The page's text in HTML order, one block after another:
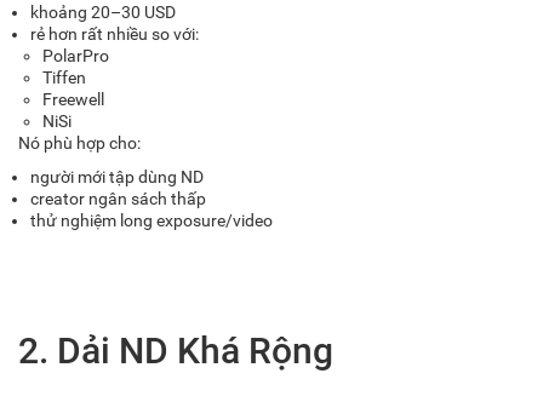
khoảng 20–30 USD
rẻ hơn rất nhiều so với:
PolarPro
Tiffen
Freewell
NiSi
Nó phù hợp cho:
người mới tập dùng ND
creator ngân sách thấp
thử nghiệm long exposure/video
2. Dải ND Khá Rộng